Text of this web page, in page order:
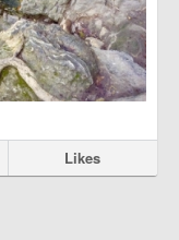
Likes